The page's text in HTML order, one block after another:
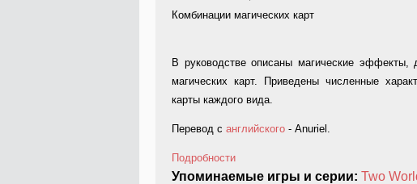
Комбинации магических карт
В руководстве описаны магические
магических карт. Приведены численные
карты каждого вида.
Перевод с английского - Anuriel.
Подробности
Упоминаемые игры и серии: Two